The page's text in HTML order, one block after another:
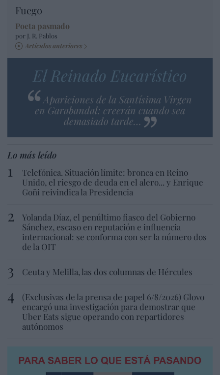
Fuego
Poeta pasmado
por J. R. Pablos
Artículos anteriores
El Reinado Eucarístico
Apariciones de la Santísima Virgen
en Garabandal: creerán cuando sea
demasiado tarde…
Lo más leído
Telefónica. Situación límite: bronca en Reino
Unido, el riesgo de deuda en el alero... y Enrique
Goñi reivindica la Presidencia
Yolanda Díaz, el penúltimo fiasco del Gobierno
Sánchez, escaso en reputación e influencia
internacional: se conforma con ser la número dos
de la OIT
Ceuta y Melilla, las dos columnas de Hércules
(Exclusivas de la prensa de papel 6/8/2026) Glovo
encargó una investigación para demostrar que
Uber Eats sigue operando con repartidores
autónomos